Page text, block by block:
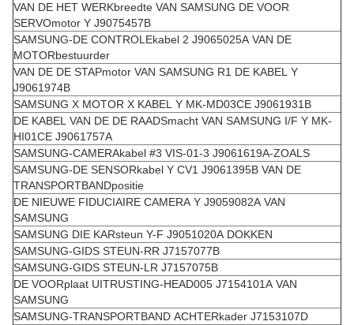
VAN DE HET WERKbreedte VAN SAMSUNG DE VOOR
SERVOmotor Y J9075457B
SAMSUNG-DE CONTROLEkabel 2 J9065025A VAN DE
MOTORbestuurder
VAN DE DE STAPmotor VAN SAMSUNG R1 DE KABEL Y
J9061974B
SAMSUNG X MOTOR X KABEL Y MK-MD03CE J9061931B
DE KABEL VAN DE DE RAADSmacht VAN SAMSUNG I/F Y MK-
HI01CE J9061757A
SAMSUNG-CAMERAkabel #3 VIS-01-3 J9061619A-ZOALS
SAMSUNG-DE SENSORkabel Y CV1 J9061395B VAN DE
TRANSPORTBANDpositie
DE NIEUWE FIDUCIAIRE CAMERA Y J9059082A VAN
SAMSUNG
SAMSUNG DIE KARsteun Y-F J9051020A DOKKEN
SAMSUNG-GIDS STEUN-RR J7157077B
SAMSUNG-GIDS STEUN-LR J7157075B
DE VOORplaat UITRUSTING-HEAD005 J7154101A VAN
SAMSUNG
SAMSUNG-TRANSPORTBAND ACHTERkader J7153107D